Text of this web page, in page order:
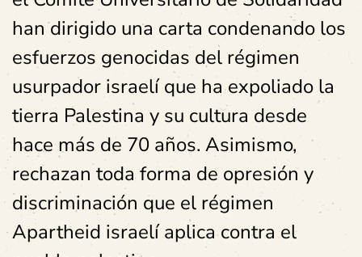
han dirigido una carta condenando los
esfuerzos genocidas del régimen
usurpador israelí que ha expoliado la
tierra Palestina y su cultura desde
hace más de 70 años. Asimismo,
rechazan toda forma de opresión y
discriminación que el régimen
Apartheid israelí aplica contra el